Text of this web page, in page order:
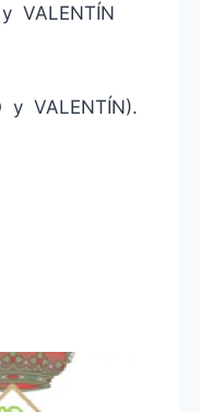
VALENTÍN
y VALENTÍN).